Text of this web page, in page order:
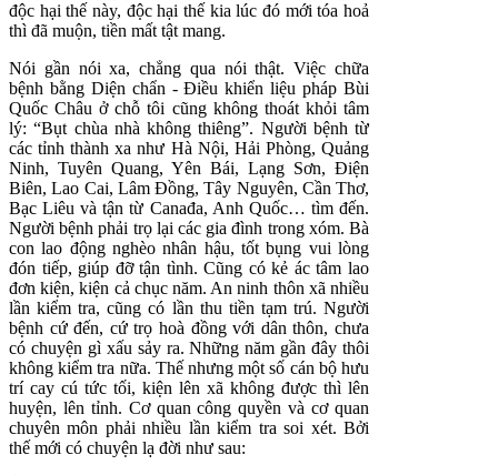
độc hại thế này, độc hại thế kia lúc đó mới tóa hoả
thì đã muộn, tiền mất tật mang.
Nói gần nói xa, chẳng qua nói thật. Việc chữa
bệnh bằng Diện chẩn - Điều khiển liệu pháp Bùi
Quốc Châu ở chỗ tôi cũng không thoát khỏi tâm
lý: “Bụt chùa nhà không thiêng”. Người bệnh từ
các tỉnh thành xa như Hà Nội, Hải Phòng, Quảng
Ninh, Tuyên Quang, Yên Bái, Lạng Sơn, Điện
Biên, Lao Cai, Lâm Đồng, Tây Nguyên, Cần Thơ,
Bạc Liêu và tận từ Canađa, Anh Quốc… tìm đến.
Người bệnh phải trọ lại các gia đình trong xóm. Bà
con lao động nghèo nhân hậu, tốt bụng vui lòng
đón tiếp, giúp đỡ tận tình. Cũng có kẻ ác tâm lao
đơn kiện, kiện cả chục năm. An ninh thôn xã nhiều
lần kiểm tra, cũng có lần thu tiền tạm trú. Người
bệnh cứ đến, cứ trọ hoà đồng với dân thôn, chưa
có chuyện gì xấu sảy ra. Những năm gần đây thôi
không kiểm tra nữa. Thế nhưng một số cán bộ hưu
trí cay cú tức tối, kiện lên xã không được thì lên
huyện, lên tỉnh. Cơ quan công quyền và cơ quan
chuyên môn phải nhiều lần kiểm tra soi xét. Bởi
thế mới có chuyện lạ đời như sau: